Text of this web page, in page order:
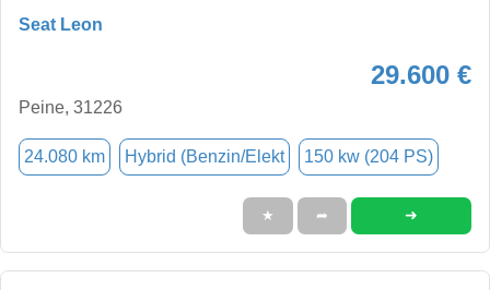
Seat Leon
29.600 €
Peine, 31226
24.080 km Hybrid (Benzin/Elekt 150 kw (204 PS)
★ ➦ ➜